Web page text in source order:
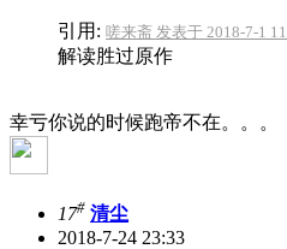
引用: 嗟来斋 发表于 2018-7-1
解读胜过原作
幸亏你说的时候跑帝不在。。。
17# 清尘
2018-7-24 23:33